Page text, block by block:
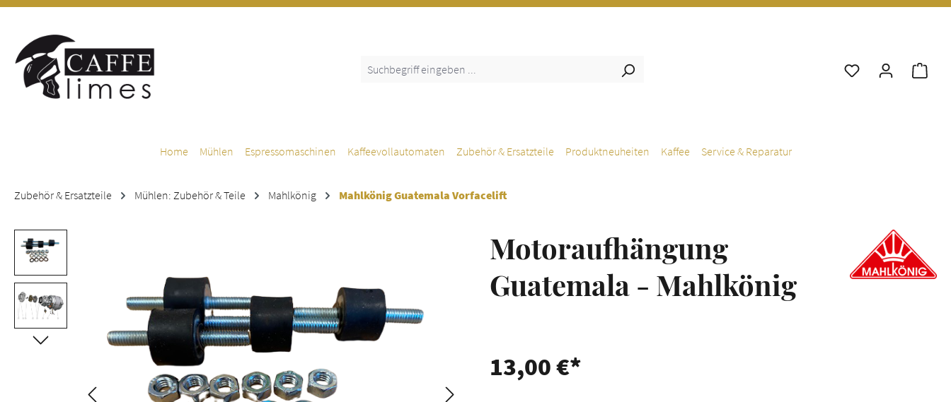
Home Mühlen Espressomaschinen Kaffeevollautomaten Zubehör & Ersatzteile Produktneuheiten Kaffee Service & Reparatur
Zubehör & Ersatzteile Mühlen: Zubehör & Teile Mahlkönig Mahlkönig Guatemala Vorfacelift
Bildergalerie überspringen
Motoraufhängung
Guatemala - Mahlkönig
13,00 €*